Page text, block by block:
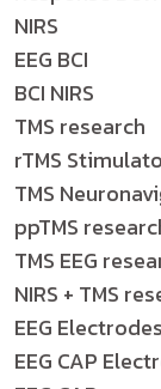
NIRS
EEG BCI
BCI NIRS
TMS research
rTMS
TMS
ppTMS
TMS EEG
NIRS + TMS
EEG Electrodes
EEG CAP